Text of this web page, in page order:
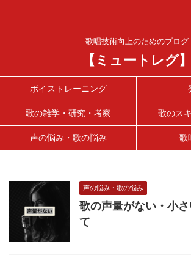
歌唱技術向上のためのブログ
【ミュートレグ】
ボイストレーニング
歌の雑学・研究・考察 歌のス
声の悩み・歌の悩み 歌
声の悩み・歌の悩み
歌の声量がない・小
て